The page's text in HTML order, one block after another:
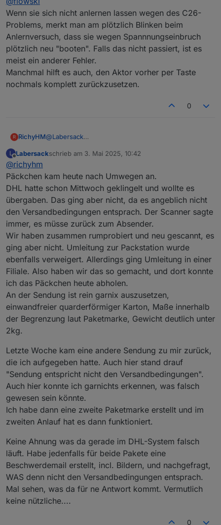
(Ich habe kein PayPal.)
Was für Probleme macht der Aktor denn?
Bei mir haben alle funktioniert, allerdings teste ich
stets nur direkt per lokaler Taste und nicht an die
CCU angelernt.
Er ließ sich nicht anlernen. OK dann schicke ich dir
noch etwas aus der Wunschliste als Ausgleich für das
doppelte Porto? VG
Wenn sie sich nicht anlernen lassen wegen des C26-
Problems, merkt man am plötzlich Blinken beim
Anlernversuch, dass sie wegen Spannnungseinbruch
plötzlich neu "booten". Falls das nicht passiert, ist es
meist ein anderer Fehler.
Manchmal hilft es auch, den Aktor vorher per Taste
nochmals komplett zurückzusetzen.
0
R RichyHM@Labersack
einen blinkt die LED wenn der Schalter mit Strom
gemacht wird). Beim zweiten Schalter blinkt die LED
ständig.
L
Offline
Labersackschrieb am 3. Mai 2025, 10:42
zuletzt editiert von
@richyhm
Päckchen kam heute nach Umwegen an.
DHL hatte schon Mittwoch geklingelt und wollte es
übergaben. Das ging aber nicht, da es angeblich nicht
den Versandbedingungen entsprach. Der Scanner sagte
immer, es müsse zurück zum Absender.
Wir haben zusammen rumprobiert und neu gescannt, es
ging aber nicht. Umleitung zur Packstation wurde
ebenfalls verweigert. Allerdings ging Umleitung in einer
Filiale. Also haben wir das so gemacht, und dort konnte
ich das Päckchen heute abholen.
An der Sendung ist rein garnix auszusetzen,
einwandfreier quarderförmiger Karton, Maße innerhalb
der Begrenzung laut Paketmarke, Gewicht deutlich unter
2kg.
Letzte Woche kam eine andere Sendung zu mir zurück,
die ich aufgegeben hatte. Auch hier stand drauf
"Sendung entspricht nicht den Versandbedingungen".
Auch hier konnte ich garnichts erkennen, was falsch
gewesen sein könnte.
Ich habe dann eine zweite Paketmarke erstellt und im
zweiten Anlauf hat es dann funktioniert.
Keine Ahnung was da gerade im DHL-System falsch
läuft. Habe jedenfalls für beide Pakete eine
Beschwerdemail erstellt, incl. Bildern, und nachgefragt,
WAS denn nicht den Versandbedingungen entsprach.
Mal sehen, was da für ne Antwort kommt. Vermutlich
keine nützliche....
0